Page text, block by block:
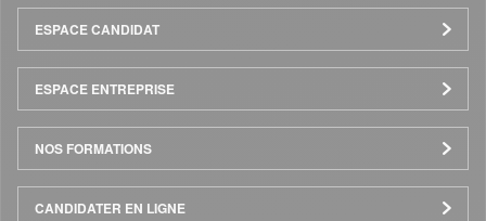
Menu
Pied
de
page
ESPACE CANDIDAT
ESPACE ENTREPRISE
NOS FORMATIONS
CANDIDATER EN LIGNE